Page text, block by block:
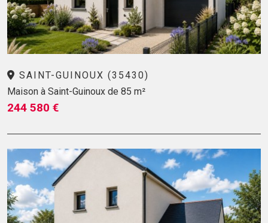
SAINT-GUINOUX (35430)
Maison à Saint-Guinoux de 85 m²
244 580 €